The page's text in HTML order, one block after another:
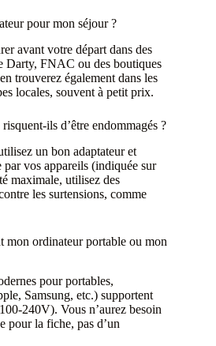
pour mon séjour ?
avant votre départ dans des
Darty, FNAC ou des boutiques
trouverez également dans les
locales, souvent à petit prix.
ils d’être endommagés ?
un bon adaptateur et
vos appareils (indiquée sur
maximale, utilisez des
les surtensions, comme
mon ordinateur portable ou mon
pour portables,
Samsung, etc.) supportent
240V). Vous n’aurez besoin
pour la fiche, pas d’un